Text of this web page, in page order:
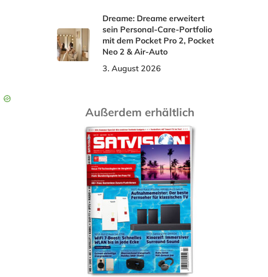
Dreame: Dreame erweitert
sein Personal-Care-Portfolio
mit dem Pocket Pro 2, Pocket
Neo 2 & Air-Auto
3. August 2026
Außerdem erhältlich